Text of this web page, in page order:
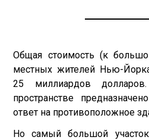
Общая стоимость (к
местных жителей Нью-
25 миллиардов
пространстве
ответ на противоположное
Но самый большой